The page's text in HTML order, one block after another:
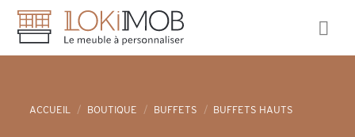
Skip
content
ACCUEIL / BOUTIQUE / BUFFETS / BUFFETS HAUTS